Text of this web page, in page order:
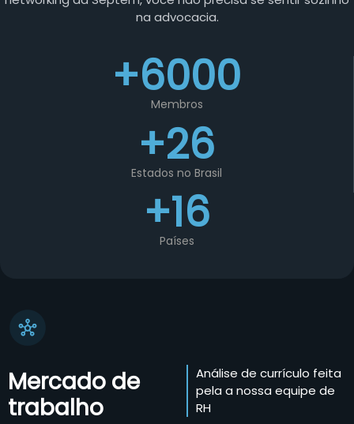
na advocacia.
+6000
Membros
+26
Estados no Brasil
+16
Países
Mercado de
trabalho
Análise de currículo feita
pela a nossa equipe de
RH